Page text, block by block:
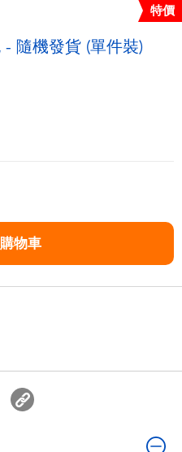
特價
隨機發貨 (單件裝)
物車